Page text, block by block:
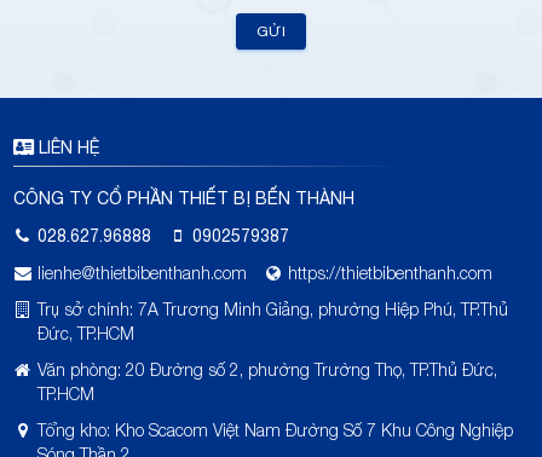
GỬI
LIÊN HỆ
CÔNG TY CỔ PHẦN THIẾT BỊ BẾN THÀNH
028.627.96888
0902579387
lienhe@thietbibenthanh.com
https://thietbibenthanh.com
Trụ sở chính: 7A Trương Minh Giảng, phường Hiệp Phú, TP.Thủ
Đức, TP.HCM
Văn phòng: 20 Đường số 2, phường Trường Thọ, TP.Thủ Đức,
TP.HCM
Tổng kho: Kho Scacom Việt Nam Đường Số 7 Khu Công Nghiệp